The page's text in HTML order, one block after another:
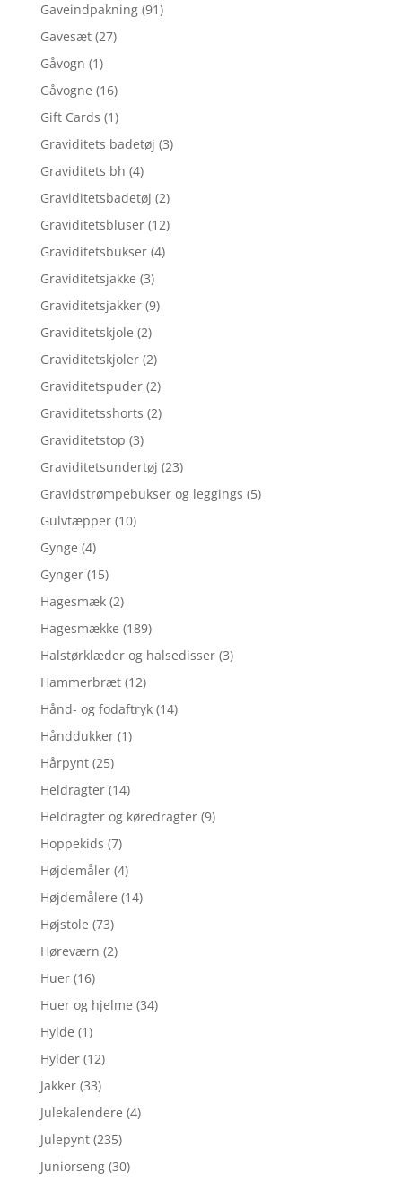
Gaveindpakning (91)
Gavesæt (27)
Gåvogn (1)
Gåvogne (16)
Gift Cards (1)
Graviditets badetøj (3)
Graviditets bh (4)
Graviditetsbadetøj (2)
Graviditetsbluser (12)
Graviditetsbukser (4)
Graviditetsjakke (3)
Graviditetsjakker (9)
Graviditetskjole (2)
Graviditetskjoler (2)
Graviditetspuder (2)
Graviditetsshorts (2)
Graviditetstop (3)
Graviditetsundertøj (23)
Gravidstrømpebukser og leggings (5)
Gulvtæpper (10)
Gynge (4)
Gynger (15)
Hagesmæk (2)
Hagesmække (189)
Halstørklæder og halsedisser (3)
Hammerbræt (12)
Hånd- og fodaftryk (14)
Hånddukker (1)
Hårpynt (25)
Heldragter (14)
Heldragter og køredragter (9)
Hoppekids (7)
Højdemåler (4)
Højdemålere (14)
Højstole (73)
Høreværn (2)
Huer (16)
Huer og hjelme (34)
Hylde (1)
Hylder (12)
Jakker (33)
Julekalendere (4)
Julepynt (235)
Juniorseng (30)